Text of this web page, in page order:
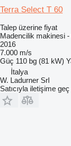
Terra Select T 60
Talep üzerine fiyat
Madencilik makinesi
2016
7.000 m/s
Güç 110 bg (81 kW)
İtalya
W. Ladurner Srl
Satıcıyla iletişime geç